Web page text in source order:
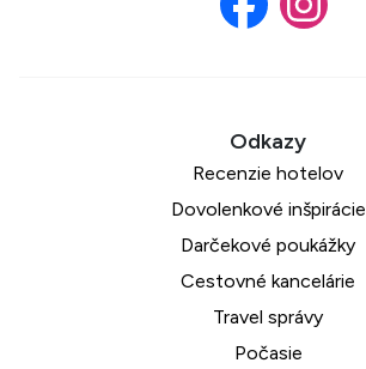
Recenzie hotelov
Dovolenkové inšpirácie
Darčekové poukážky
Cestovné kancelárie
Travel správy
Počasie